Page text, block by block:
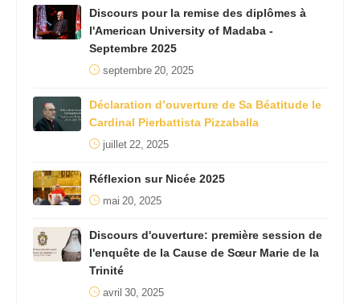
Discours pour la remise des diplômes à
l'American University of Madaba -
Septembre 2025
septembre 20, 2025
Déclaration d’ouverture de Sa Béatitude le
Cardinal Pierbattista Pizzaballa
juillet 22, 2025
Réflexion sur Nicée 2025
mai 20, 2025
Discours d'ouverture: première session de
l'enquête de la Cause de Sœur Marie de la
Trinité
avril 30, 2025